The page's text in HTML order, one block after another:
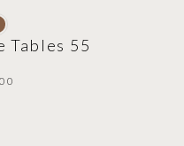
Tables 55